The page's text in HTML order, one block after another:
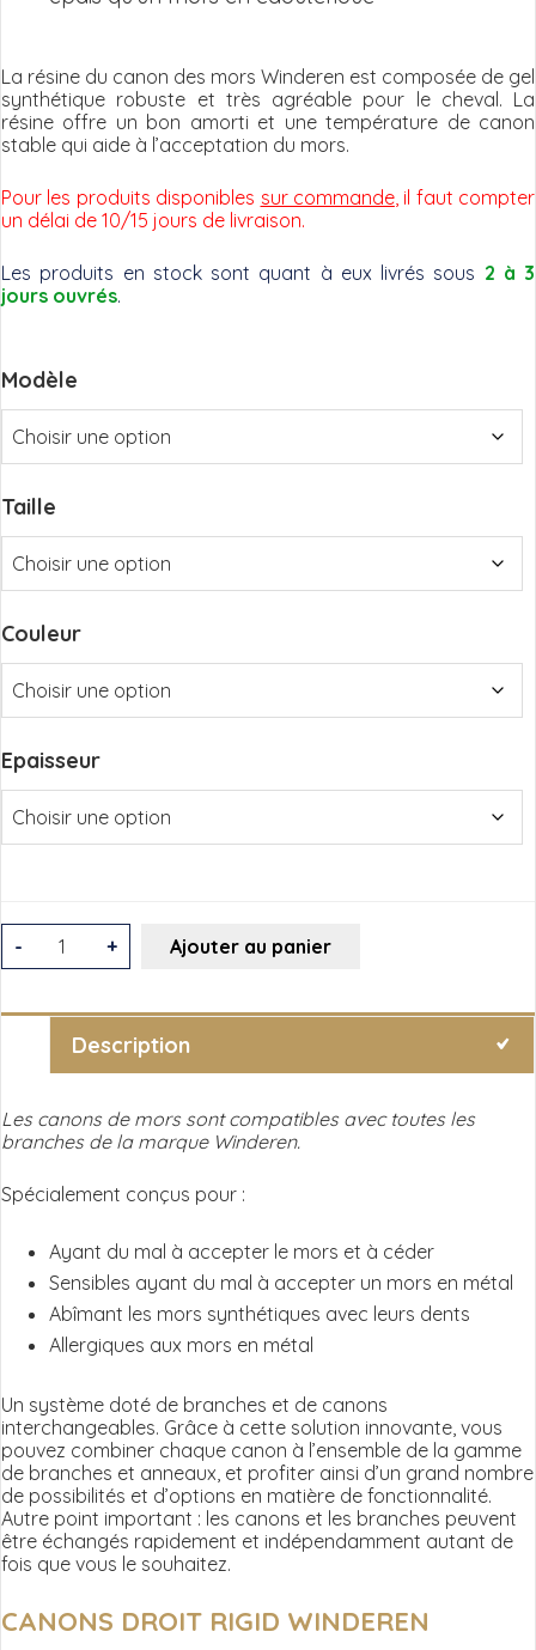
La résine du canon des mors Winderen est composée de gel
synthétique robuste et très agréable pour le cheval. La
résine offre un bon amorti et une température de canon
stable qui aide à l’acceptation du mors.
Pour les produits disponibles sur commande, il faut compter
un délai de 10/15 jours de livraison.
Les produits en stock sont quant à eux livrés sous 2 à 3
jours ouvrés.
Modèle
Taille
Couleur
Epaisseur
quantité
de
Canons
mors
-
Winderen
- + Ajouter au panier
Description
Les canons de mors sont compatibles avec toutes les
branches de la marque Winderen.
Spécialement conçus pour :
Ayant du mal à accepter le mors et à céder
Sensibles ayant du mal à accepter un mors en métal
Abîmant les mors synthétiques avec leurs dents
Allergiques aux mors en métal
Un système doté de branches et de canons
interchangeables. Grâce à cette solution innovante, vous
pouvez combiner chaque canon à l’ensemble de la gamme
de branches et anneaux, et profiter ainsi d’un grand nombre
de possibilités et d’options en matière de fonctionnalité.
Autre point important : les canons et les branches peuvent
être échangés rapidement et indépendamment autant de
fois que vous le souhaitez.
CANONS DROIT RIGID WINDEREN